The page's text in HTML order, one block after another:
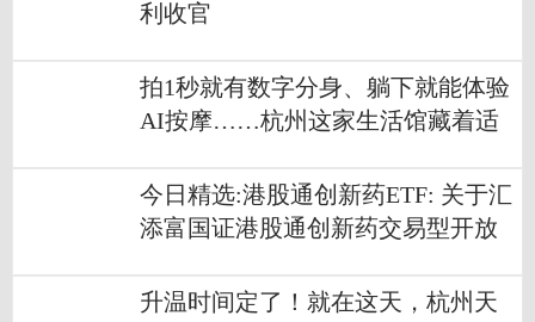
利收官
拍1秒就有数字分身、躺下就能体验
AI按摩……杭州这家生活馆藏着适
今日精选:港股通创新药ETF: 关于汇
添富国证港股通创新药交易型开放
务商的公告
升温时间定了！就在这天，杭州天